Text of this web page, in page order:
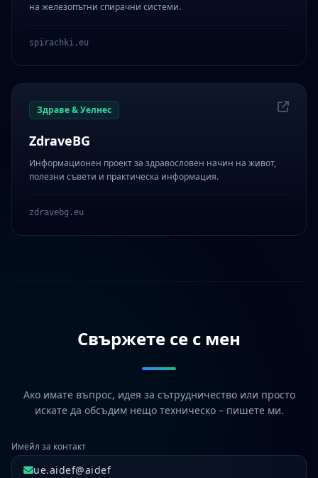
на железопътни спирачни системи.
spirachki.eu
Здраве & Уелнес
ZdraveBG
Информационен проект за здравословен начин на живот,
полезни съвети и практическа информация.
zdravebg.eu
Свържете се с мен
Ако имате въпрос, идея за сътрудничество или просто
искате да обсъдим нещо техническо – пишете ми.
Имейл за контакт
ue.aidef@aidef